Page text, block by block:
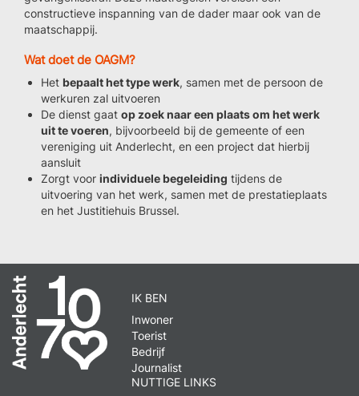
constructieve inspanning van de dader maar ook van de
maatschappij.
Wat doet de OAGM?
Het bepaalt het type werk, samen met de persoon de
werkuren zal uitvoeren
De dienst gaat op zoek naar een plaats om het werk
uit te voeren, bijvoorbeeld bij de gemeente of een
vereniging uit Anderlecht, en een project dat hierbij
aansluit
Zorgt voor individuele begeleiding tijdens de
uitvoering van het werk, samen met de prestatieplaats
en het Justitiehuis Brussel.
IK BEN
Inwoner
Toerist
Bedrijf
Journalist
NUTTIGE LINKS